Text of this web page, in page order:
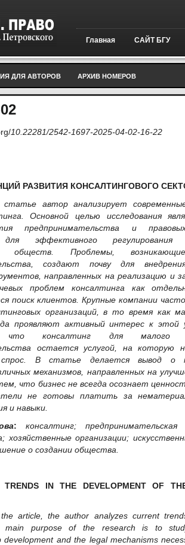
Главная САЙТ БГУ
ДЛЯ АВТОРОВ АРХИВ НОМЕРОВ
10.22281/2542-1697-2025-04-02-16-22
РАЗВИТИЯ КОНСАЛТИНГОВОГО
автор анализирует
Основной целью исследования
предпринимательства и
для эффективного регулирования
обществ. Проблемы,
создают почву для
направленных на реализацию и
проблем консалтинга как
поиск клиентов. Крупные компании
организаций, в то время как
проявляют активный интерес к этой
что консалтинг для малого
остается услугой, на которую
спрос. В статье делается вывод о
механизмов, направленных на
что бизнес не всегда осознает
не готовы платить за
и навыки
: консалтинг; предпринимательская
хозяйственные организации;
о создании общества
TRENDS IN THE DEVELOPMENT OF
article, the author analyzes current
main purpose of the research is to
development and the legal mechanisms